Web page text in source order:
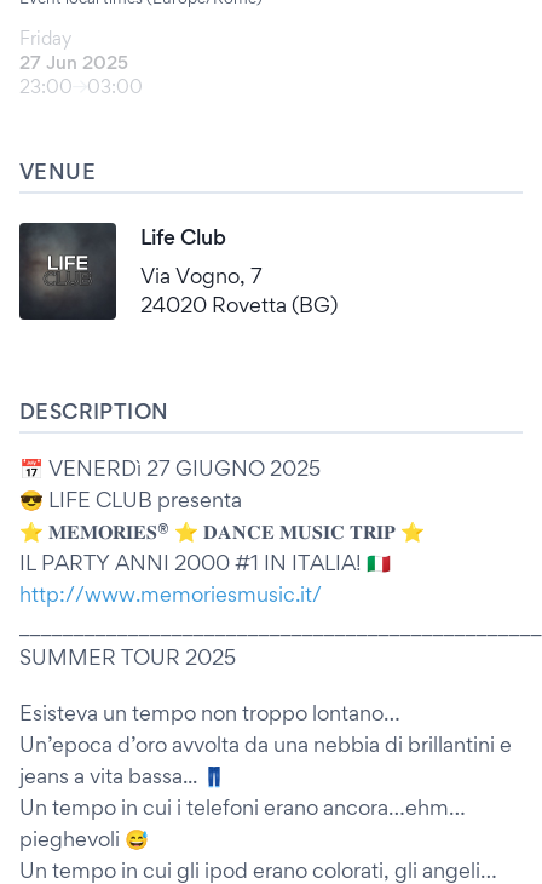
Friday
27 Jun 2025
23:00
03:00
VENUE
Life Club
Via Vogno, 7
24020 Rovetta (BG)
DESCRIPTION
📅 VENERDì 27 GIUGNO 2025
😎 LIFE CLUB presenta
⭐️ 𝐌𝐄𝐌𝐎𝐑𝐈𝐄𝐒® ⭐️ 𝐃𝐀𝐍𝐂𝐄 𝐌𝐔𝐒𝐈𝐂 𝐓𝐑𝐈𝐏 ⭐️
IL PARTY ANNI 2000 #1 IN ITALIA! 🇮🇹
http://www.memoriesmusic.it/
SUMMER TOUR 2025
Esisteva un tempo non troppo lontano…
Un’epoca d’oro avvolta da una nebbia di brillantini e
jeans a vita bassa... 👖
Un tempo in cui i telefoni erano ancora…ehm…
pieghevoli 😅
Un tempo in cui gli ipod erano colorati, gli angeli…